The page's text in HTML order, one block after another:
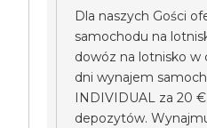
Dla naszych Gości
samochodu na
dowóz na lotnisko w
dni wynajem
INDIVIDUAL za 20
depozytów.